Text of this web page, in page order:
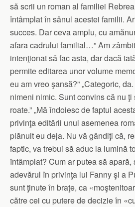
să scrii un roman al familiei
întâmplat în sânul acestei familii.
succes. Dar ceva amplu, cu
afara cadrului familial…” Am
intenţionat să fac asta, dar dacă
permite editarea unor volume
eu am vreo şansă?” „Categoric,
nimeni nimic. Sunt convins că nu ţi
roate.” „Mă îndoiesc de faptul
privinţa editării unui asemenea
plănuit eu deja. Nu vă gândiţi că,
faptic, va trebui să aduc la lumină
întâmplat? Cum ar putea să apară,
adevărul în privinţa lui Fanny şi a
sunt ţinute în braţe, ca
către cei cu putere de decizie în